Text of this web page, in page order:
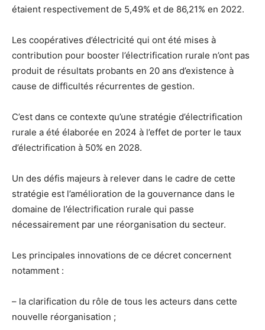
étaient respectivement de 5,49% et de 86,21% en 2022.
Les coopératives d’électricité qui ont été mises à
contribution pour booster l’électrification rurale n’ont pas
produit de résultats probants en 20 ans d’existence à
cause de difficultés récurrentes de gestion.
C’est dans ce contexte qu’une stratégie d’électrification
rurale a été élaborée en 2024 à l’effet de porter le taux
d’électrification à 50% en 2028.
Un des défis majeurs à relever dans le cadre de cette
stratégie est l’amélioration de la gouvernance dans le
domaine de l’électrification rurale qui passe
nécessairement par une réorganisation du secteur.
Les principales innovations de ce décret concernent
notamment :
– la clarification du rôle de tous les acteurs dans cette
nouvelle réorganisation ;